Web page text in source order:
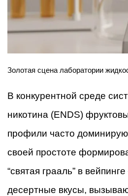
Золотая сцена лаборатории
В конкурентной среде
никотина (ENDS)
профили часто
своей простоте
“святая грааль” в
десертные вкусы,